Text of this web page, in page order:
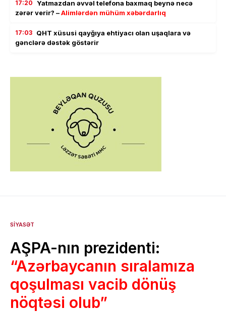
17:20 Yatmazdan əvvəl telefona baxmaq beynə necə
zərər verir? –Alimlərdən mühüm xəbərdarlıq
17:03 QHT xüsusi qayğıya ehtiyacı olan uşaqlara və
gənclərə dəstək göstərir
SIYASƏT
AŞPA-nın prezidenti:
“Azərbaycanın sıralamıza
qoşulması vacib dönüş
nöqtəsi olub”